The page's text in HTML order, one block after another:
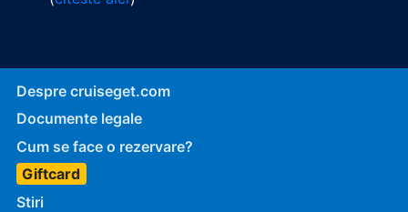
Despre cruiseget.com
Documente legale
Cum se face o rezervare?
Giftcard
Stiri